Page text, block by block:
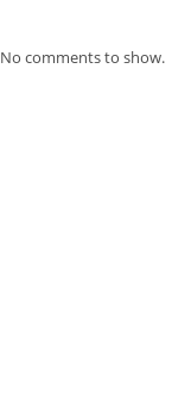
No comments to show.